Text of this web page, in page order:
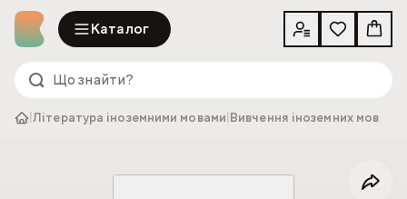
Каталог
|Література іноземними мовами Вивчення іноземних мов